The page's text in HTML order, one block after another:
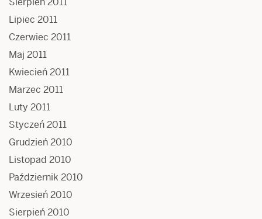
Lipiec 2011
Czerwiec 2011
Maj 2011
Kwiecień 2011
Marzec 2011
Luty 2011
Styczeń 2011
Grudzień 2010
Listopad 2010
Październik 2010
Wrzesień 2010
Sierpień 2010